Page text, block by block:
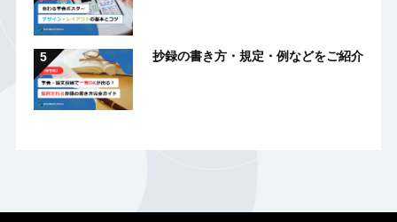
抄録の書き方・規定・例などをご紹介